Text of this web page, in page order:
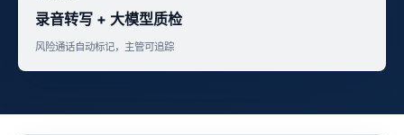
录音转写 + 大模型质检
风险通话自动标记，主管可追踪